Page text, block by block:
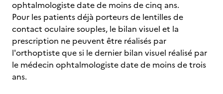
ophtalmologiste date de moins de cinq ans.
Pour les patients déjà porteurs de lentilles de
contact oculaire souples, le bilan visuel et la
prescription ne peuvent être réalisés par
l'orthoptiste que si le dernier bilan visuel réalisé par
le médecin ophtalmologiste date de moins de trois
ans.